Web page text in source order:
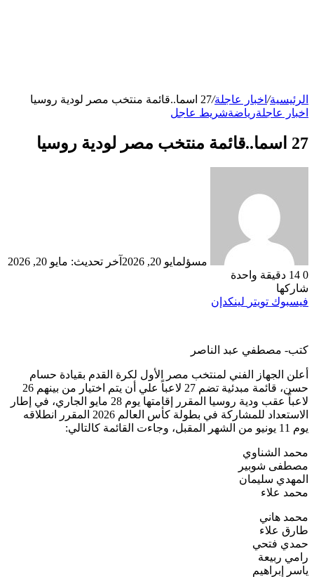
الرئيسية/ اخبار عاجلة/27 اسما..قائمة منتخب مصر لودية روسيا
اخبار عاجلةرياضةشريط عاجل
27 اسما..قائمة منتخب مصر لودية روسيا
مسؤلمايو 20, 2026
آخر تحديث: مايو 20, 2026
0
دقيقة واحدة
شاركها
فيسبوك تويتر لينكدإن
كتب- مصطفي عبد الناصر
أعلن الجهاز الفني لمنتخب مصر الأول لكرة القدم بقيادة حسام
حسن، قائمة مبدئية تضم 27 لاعباً علي أن يتم اختيار من بينهم 26
لاعباً عقب ودية روسيا المقرر إقامتها يوم 28 مايو الجاري، في إطار
الاستعداد للمشاركة في بطولة كأس العالم 2026 المقرر انطلاقه
يوم 11 يونيو من الشهر المقبل، وجاءت القائمة كالتالي:
محمد الشناوي
مصطفى شوبير
المهدي سليمان
محمد علاء
محمد هاني
طارق علاء
حمدي فتحي
رامي ربيعة
ياسر إبراهيم